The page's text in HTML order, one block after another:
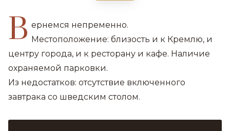
В ернемся непременно.
Местоположение: близость и к Кремлю, и
центру города, и к ресторану и кафе. Наличие
охраняемой парковки.
Из недостатков: отсутствие включенного
завтрака со шведским столом.